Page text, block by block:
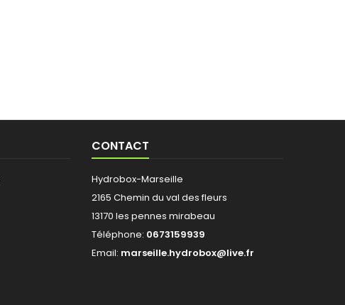
CONTACT
Hydrobox-Marseille
2165 Chemin du val des fleurs
13170 les pennes mirabeau
Téléphone: 0673159939
Email: marseille.hydrobox@live.fr